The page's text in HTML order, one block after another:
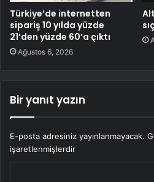
Türkiye’de internetten
sipariş 10 yılda yüzde
21’den yüzde 60’a çıktı
Ağustos 6, 2026
Bir yanıt yazın
E-posta adresiniz yayınlanmayacak.
işaretlenmişlerdir